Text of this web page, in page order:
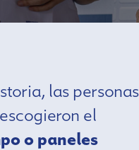
las personas
el
o paneles